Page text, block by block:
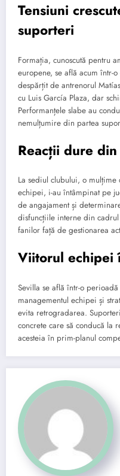
Tensiuni
suporteri
Formația, cunoscută pentru
europene, se află acum într-
despărțit de antrenorul
cu Luis García Plaza, dar
Performanțele slabe au
nemulțumire din partea
Reacții dure
La sediul clubului, o
echipei, i-au întâmpinat pe
de angajament și
disfuncțiile interne din
fanilor față de gestionarea
Viitorul echipei
Sevilla se află într-o
managementul echipei și
evita retrogradarea.
concrete care să conducă la
acesteia în prim-planul